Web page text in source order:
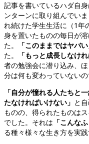
記事を書いているハダ自
ンターンに取り組んでい
れ続けた学生生活に（1年
身を置いたものの毎日が
た。
「このままではヤバい
た。
「もっと成長しなけれ
者の勉強会に潜り込み、
分は何も変わっていないの
「自分が憧れる人たちと
たなければいけない」 と
ものの、得られたものは
でした。それは 「こんな
る種々様々な生き方を実